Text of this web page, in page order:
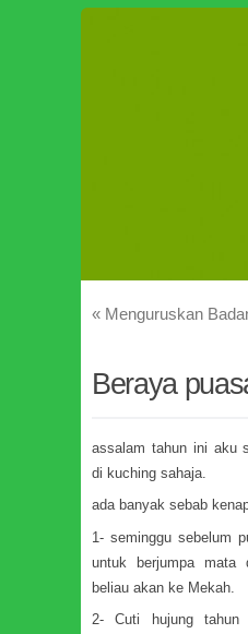
« Menguruskan
Beraya
assalam tahun ini aku
di kuching sahaja.
ada banyak sebab
1- seminggu sebelum
untuk berjumpa mata
beliau akan ke Mekah.
2- Cuti hujung